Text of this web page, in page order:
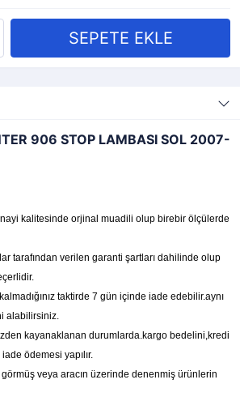
906 STOP LAMBASI SOL 2007-
kalitesinde orjinal muadili olup birebir ölçülerde
tarafından verilen garanti şartları dahilinde olup
taktirde 7 gün içinde iade edebilir.aynı
alabilirsiniz.
kayanaklanan durumlarda.kargo bedelini,kredi
ödemesi yapılır.
veya aracın üzerinde denenmiş ürünlerin